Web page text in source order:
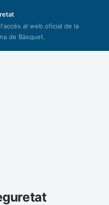
al web oficial de la
de Bàsquet.